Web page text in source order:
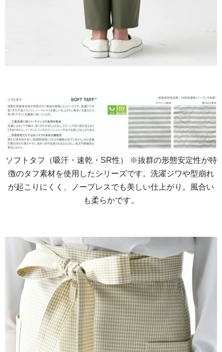
ソフトタフ（吸汗・速乾・SR性） ※抜群の形態安定性が特
徴のタフ素材を使用したシリーズです。洗濯ジワや型崩れ
が起こりにくく、ノープレスでも美しい仕上がり。風合い
も柔らかです。